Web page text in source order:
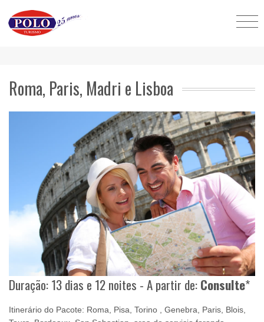
Roma, Paris, Madri e Lisboa
Duração: 13 dias e 12 noites - A partir de:Consulte*
Itinerário do Pacote: Roma, Pisa, Torino , Genebra, Paris, Blois,